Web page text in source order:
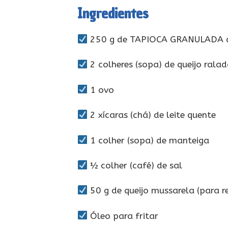
Ingredientes
250 g de TAPIOCA
2 colheres (sopa) de queijo
1 ovo
2 xícaras (chá) de leite quente
1 colher (sopa) de manteiga
½ colher (café) de sal
50 g de queijo mussarela (para
Óleo para fritar